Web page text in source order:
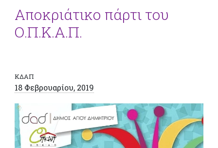
Αποκριάτικο πάρτι του
Ο.Π.Κ.Α.Π.
ΚΔΑΠ
18 Φεβρουαρίου, 2019